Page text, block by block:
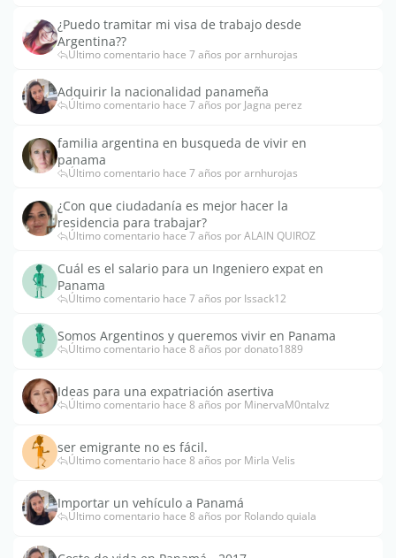
¿Puedo tramitar mi visa de trabajo desde
Argentina??
Último comentario hace 7 años por arnhurojas
Adquirir la nacionalidad panameña
Último comentario hace 7 años por Jagna perez
familia argentina en busqueda de vivir en
panama
Último comentario hace 7 años por arnhurojas
¿Con que ciudadanía es mejor hacer la
residencia para trabajar?
Último comentario hace 7 años por ALAIN QUIROZ
Cuál es el salario para un Ingeniero expat en
Panama
Último comentario hace 7 años por Issack12
Somos Argentinos y queremos vivir en Panama
Último comentario hace 8 años por donato1889
Ideas para una expatriación asertiva
Último comentario hace 8 años por MinervaM0ntalvz
ser emigrante no es fácil.
Último comentario hace 8 años por Mirla Velis
Importar un vehículo a Panamá
Último comentario hace 8 años por Rolando quiala